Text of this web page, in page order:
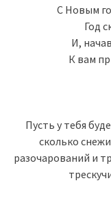
С Новым
Год
И,
К вам
Пусть у тебя
сколько
разочарований и